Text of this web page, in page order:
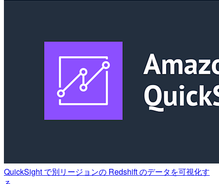
QuickSight で別リージョンの Redshift のデータを可視化す